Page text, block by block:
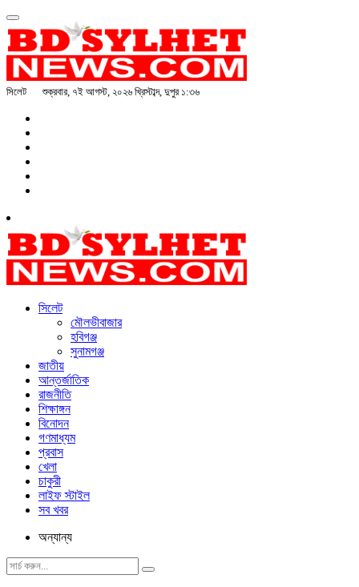
সিলেট শুক্রবার, ৭ই আগস্ট, ২০২৬ খ্রিস্টাব্দ, দুপুর ১:৩৬
সিলেট
মৌলভীবাজার
হবিগঞ্জ
সুনামগঞ্জ
জাতীয়
আন্তর্জাতিক
রাজনীতি
শিক্ষাঙ্গন
বিনোদন
গণমাধ্যম
প্রবাস
খেলা
চাকুরী
লাইফ স্টাইল
সব খবর
অন্যান্য